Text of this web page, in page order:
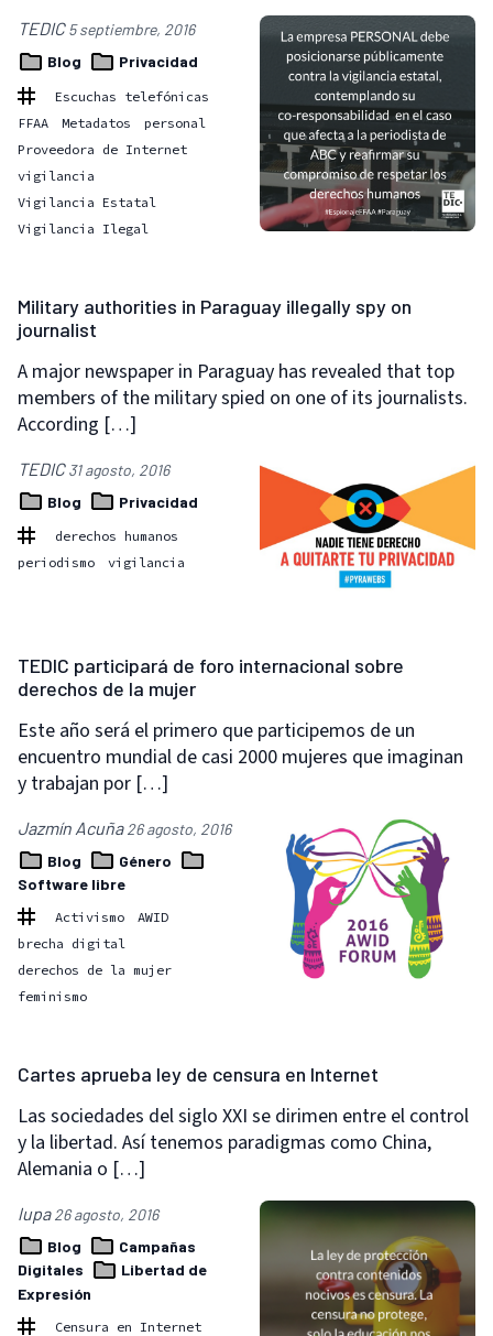
TEDIC5 septiembre, 2016
Blog
Privacidad
Escuchas telefónicas
FFAA
Metadatos
personal
Proveedora de Internet
vigilancia
Vigilancia Estatal
Vigilancia Ilegal
Military authorities in Paraguay illegally spy on
journalist
A major newspaper in Paraguay has revealed that top
members of the military spied on one of its journalists.
According […]
TEDIC31 agosto, 2016
Blog
Privacidad
derechos humanos
periodismo
vigilancia
TEDIC participará de foro internacional sobre
derechos de la mujer
Este año será el primero que participemos de un
encuentro mundial de casi 2000 mujeres que imaginan
y trabajan por […]
Jazmín Acuña26 agosto, 2016
Blog
Género
Software libre
Activismo
AWID
brecha digital
derechos de la mujer
feminismo
Cartes aprueba ley de censura en Internet
Las sociedades del siglo XXI se dirimen entre el control
y la libertad. Así tenemos paradigmas como China,
Alemania o […]
lupa26 agosto, 2016
Blog
Campañas
Digitales
Libertad de
Expresión
Censura en Internet